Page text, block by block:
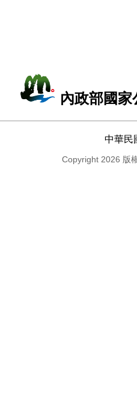
內政部國
中華民
Copyright 2026 版